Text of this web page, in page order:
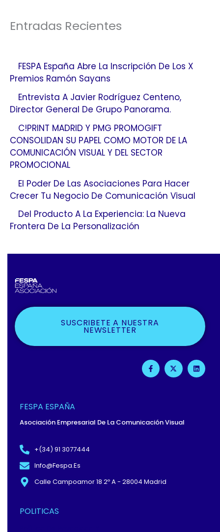
Entradas Recientes
FESPA España Abre La Inscripción De Los X
Premios Ramón Sayans
Entrevista A Javier Rodríguez Centeno,
Director General De Grupo Panorama.
C!PRINT MADRID Y PMG PROMOGIFT
CONSOLIDAN SU PAPEL COMO MOTOR DE LA
COMUNICACIÓN VISUAL Y DEL SECTOR
PROMOCIONAL
El Poder De Las Asociaciones Para Hacer
Crecer Tu Negocio De Comunicación Visual
Del Producto A La Experiencia: La Nueva
Frontera De La Personalización
SUSCRIBETE A NUESTRA
NEWSLETTER
F
A
C
F
X
-
T
L
I
N
FESPA ESPAÑA
Asociación Empresarial De La Comunicación Visual
+(34) 91 3077444
Info@fespa.es
Calle Campoamor 18 2º A - 28004 Madrid
POLITICAS